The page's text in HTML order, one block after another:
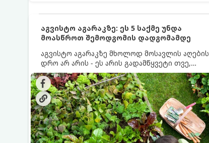
აგვისტო აგარაკზე: ეს 5 საქმე უნდა
მოასწროთ შემოდგომის დადგომამდე
აგვისტო აგარაკზე მხოლოდ მოსავლის აღების
დრო არ არის - ეს არის გადამწყვეტი თვე,
როდესაც საფუძველი ეყრება მომავალი წლის
მოსავალს და ბაღი მზადდება შემოდგომა-
ზამთრის სეზონისთვის. იმისათვის, რომ
ნიადაგმა ენერგია აღიდგინოს, ხოლო
მცენარეებმა ზამთარს გაუძლონ, აგვისტოს
ბოლომდე 5 მნიშვნელოვანი საქმის გაკეთება
უნდა მოასწროთ: